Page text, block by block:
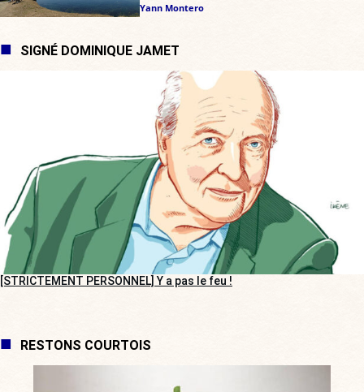
Yann Montero
SIGNÉ DOMINIQUE JAMET
[STRICTEMENT PERSONNEL] Y a pas le feu !
RESTONS COURTOIS